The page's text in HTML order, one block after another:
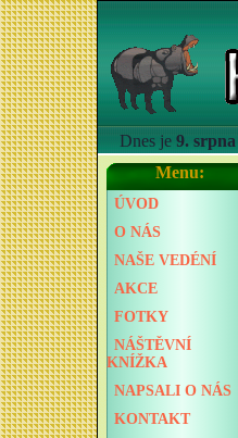
Dnes je 9.
Menu:
ÚVOD
O NÁS
NAŠE VEDÉNÍ
AKCE
FOTKY
NÁŠTĚVNÍ
KNÍŽKA
NAPSALI O NÁS
KONTAKT